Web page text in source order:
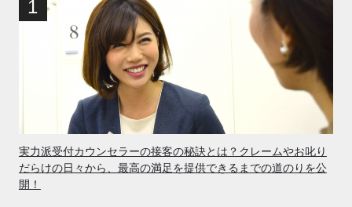
実力派受付カウンセラーの接客の秘訣とは？クレームやお叱り
だらけの日々から、最高の満足を提供できるまでの道のりを公
開！